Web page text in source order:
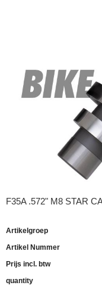
F35A .572" M8 STAR
Artikelgroep
Artikel Nummer
Prijs incl. btw
quantity